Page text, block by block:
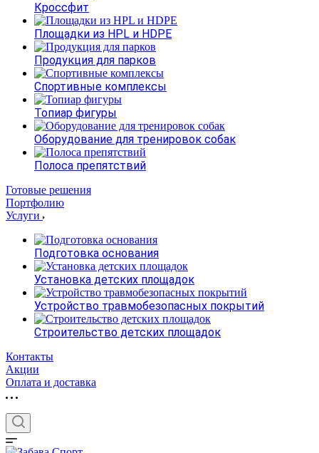
Кроссфит
Площадки из HPL и HDPE
Продукция для парков
Спортивные комплексы
Топиар фигуры
Оборудование для тренировок собак
Полоса препятствий
Готовые решения
Портфолию
Услуги
Подготовка основания
Установка детских площадок
Устройство травмобезопасных покрытий
Строительство детских площадок
Контакты
Акции
Оплата и доставка